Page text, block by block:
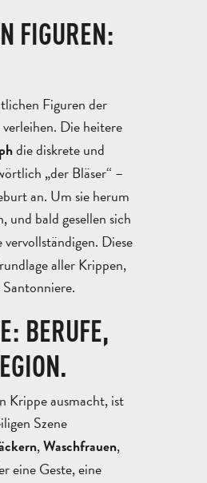
REISEN
UND
AUFENTHALTE
FÜR
ERWACHSENE
SCHULAUSFLÜGE
UND
FIGUREN:
Figuren der
Die heitere
die diskrete und
„der Bläser“ –
an. Um sie herum
und bald gesellen sich
vervollständigen. Diese
aller Krippen,
BERUFE,
Krippe ausmacht, ist
Szene
,Waschfrauen,
eine Geste, eine